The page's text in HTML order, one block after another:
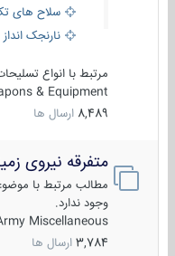
سلاح های تک
نارنجک انداز ها
مرتبط با انواع تسلیحات
& Equipment
8,489 ارسال ها
متفرقه نیروی
مطالب مرتبط با
وجود ندارد.
Army Miscellaneous
3,784 ارسال ها